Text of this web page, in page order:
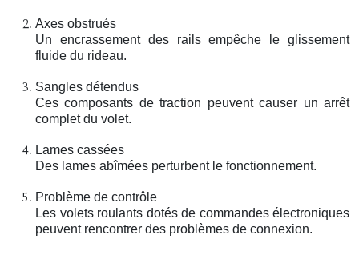
Axes obstrués
Un encrassement des rails empêche le glissement
fluide du rideau.
Sangles détendus
Ces composants de traction peuvent causer un arrêt
complet du volet.
Lames cassées
Des lames abîmées perturbent le fonctionnement.
Problème de contrôle
Les volets roulants dotés de commandes électroniques
peuvent rencontrer des problèmes de connexion.